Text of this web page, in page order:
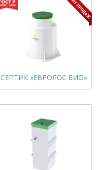
СЕПТИК «ЕВРОЛОС БИО»